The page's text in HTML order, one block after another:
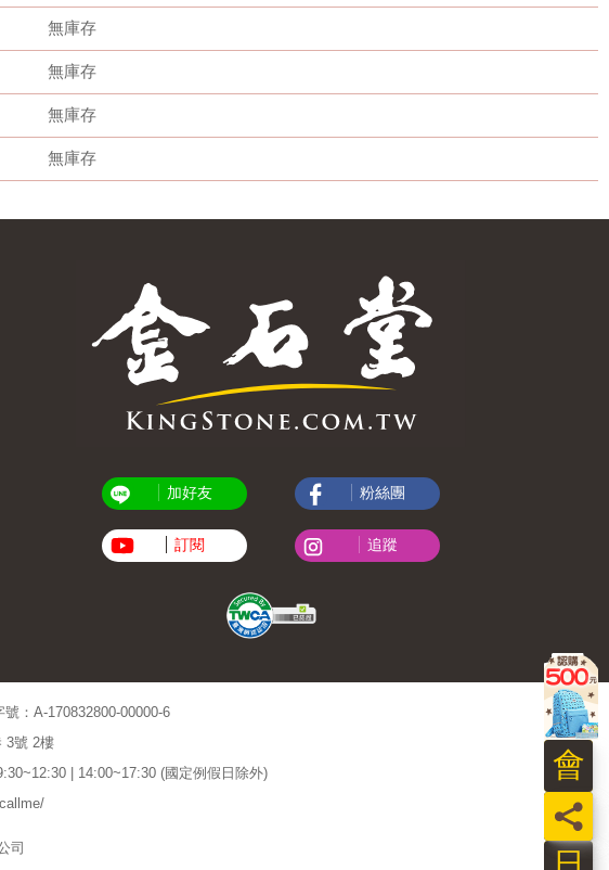
無庫存
無庫存
無庫存
無庫存
員
會
加好友
訂閱
粉絲團
追蹤
：A-170832800-00000-6
3號 2樓
| 14:00~17:30 (國定例假日除外)
司